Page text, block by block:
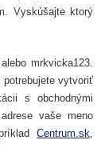
Vyskúšajte ktorý
mrkvicka123.
potrebujete vytvoriť
s obchodnými
vaše meno
Centrum.sk,